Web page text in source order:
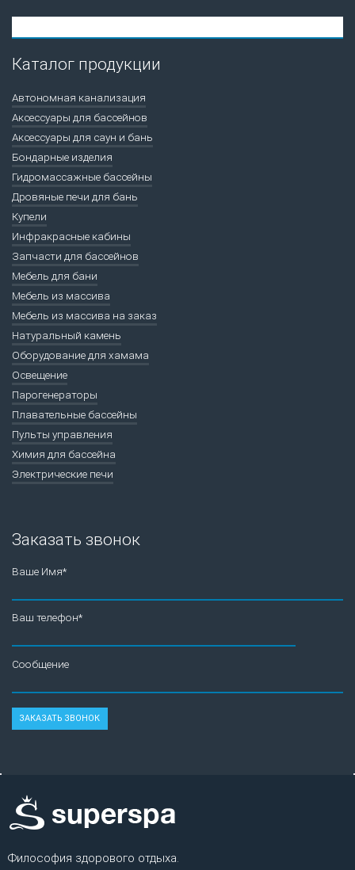
Каталог продукции
Автономная канализация
Аксессуары для бассейнов
Аксессуары для саун и бань
Бондарные изделия
Гидромассажные бассейны
Дровяные печи для бань
Купели
Инфракрасные кабины
Запчасти для бассейнов
Мебель для бани
Мебель из массива
Мебель из массива на заказ
Натуральный камень
Оборудование для хамама
Освещение
Парогенераторы
Плавательные бассейны
Пульты управления
Химия для бассейна
Электрические печи
Заказать звонок
Ваше Имя*
Ваш телефон*
Сообщение
Философия здорового отдыха.